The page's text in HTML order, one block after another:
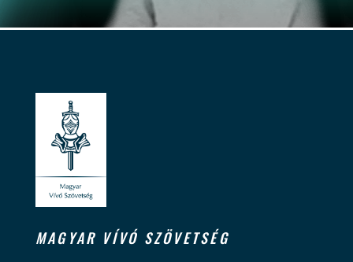
MAGYAR VÍVÓ SZÖVETSÉG